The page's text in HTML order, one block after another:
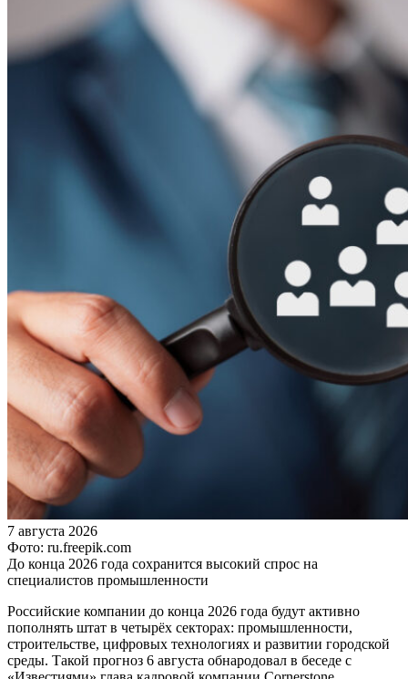
7 августа 2026
Фото: ru.freepik.com
До конца 2026 года сохранится высокий спрос на
специалистов промышленности
Российские компании до конца 2026 года будут активно
пополнять штат в четырёх секторах: промышленности,
строительстве, цифровых технологиях и развитии городской
среды. Такой прогноз 6 августа обнародовал в беседе с